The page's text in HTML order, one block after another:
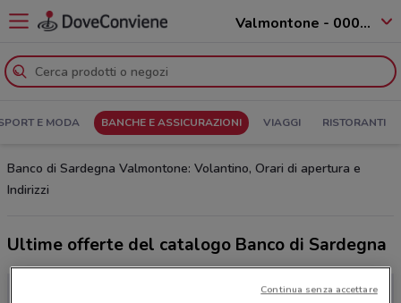
Valmontone - 00038
E MODA BANCHE E ASSICURAZIONI VIAGGI RISTORANTI
Banco di Sardegna Valmontone: Volantino, Orari di apertura e
Indirizzi
Ultime offerte del catalogo Banco di Sardegna
Continua senza accettare